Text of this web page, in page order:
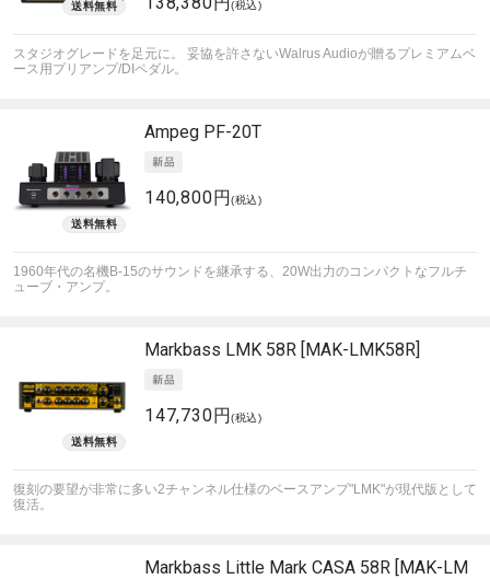
(税込)
スタジオグレードを足元に。 妥協を許さないWalrus Audioが贈るプレミアムベ
ース用プリアンプ/DIペダル。
Ampeg PF-20T
140,800円(税込)
1960年代の名機B-15のサウンドを継承する、20W出力のコンパクトなフルチ
ューブ・アンプ。
Markbass LMK 58R [MAK-LMK58R]
147,730円(税込)
復刻の要望が非常に多い2チャンネル仕様のベースアンプ"LMK"が現代版として
復活。
Markbass Little Mark CASA 58R [MAK-LM